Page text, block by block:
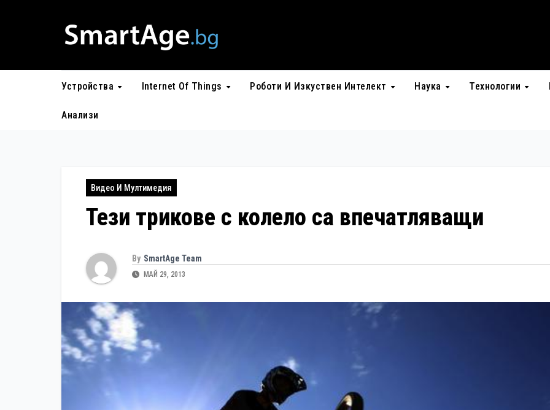
Устройства Internet Of Things Роботи И Изкуствен Интелект Наука Технологии
Анализи
Видео И Мултимедия
Тези трикове с колело са впечатляващи
By SmartAge Team
МАЙ 29, 2013